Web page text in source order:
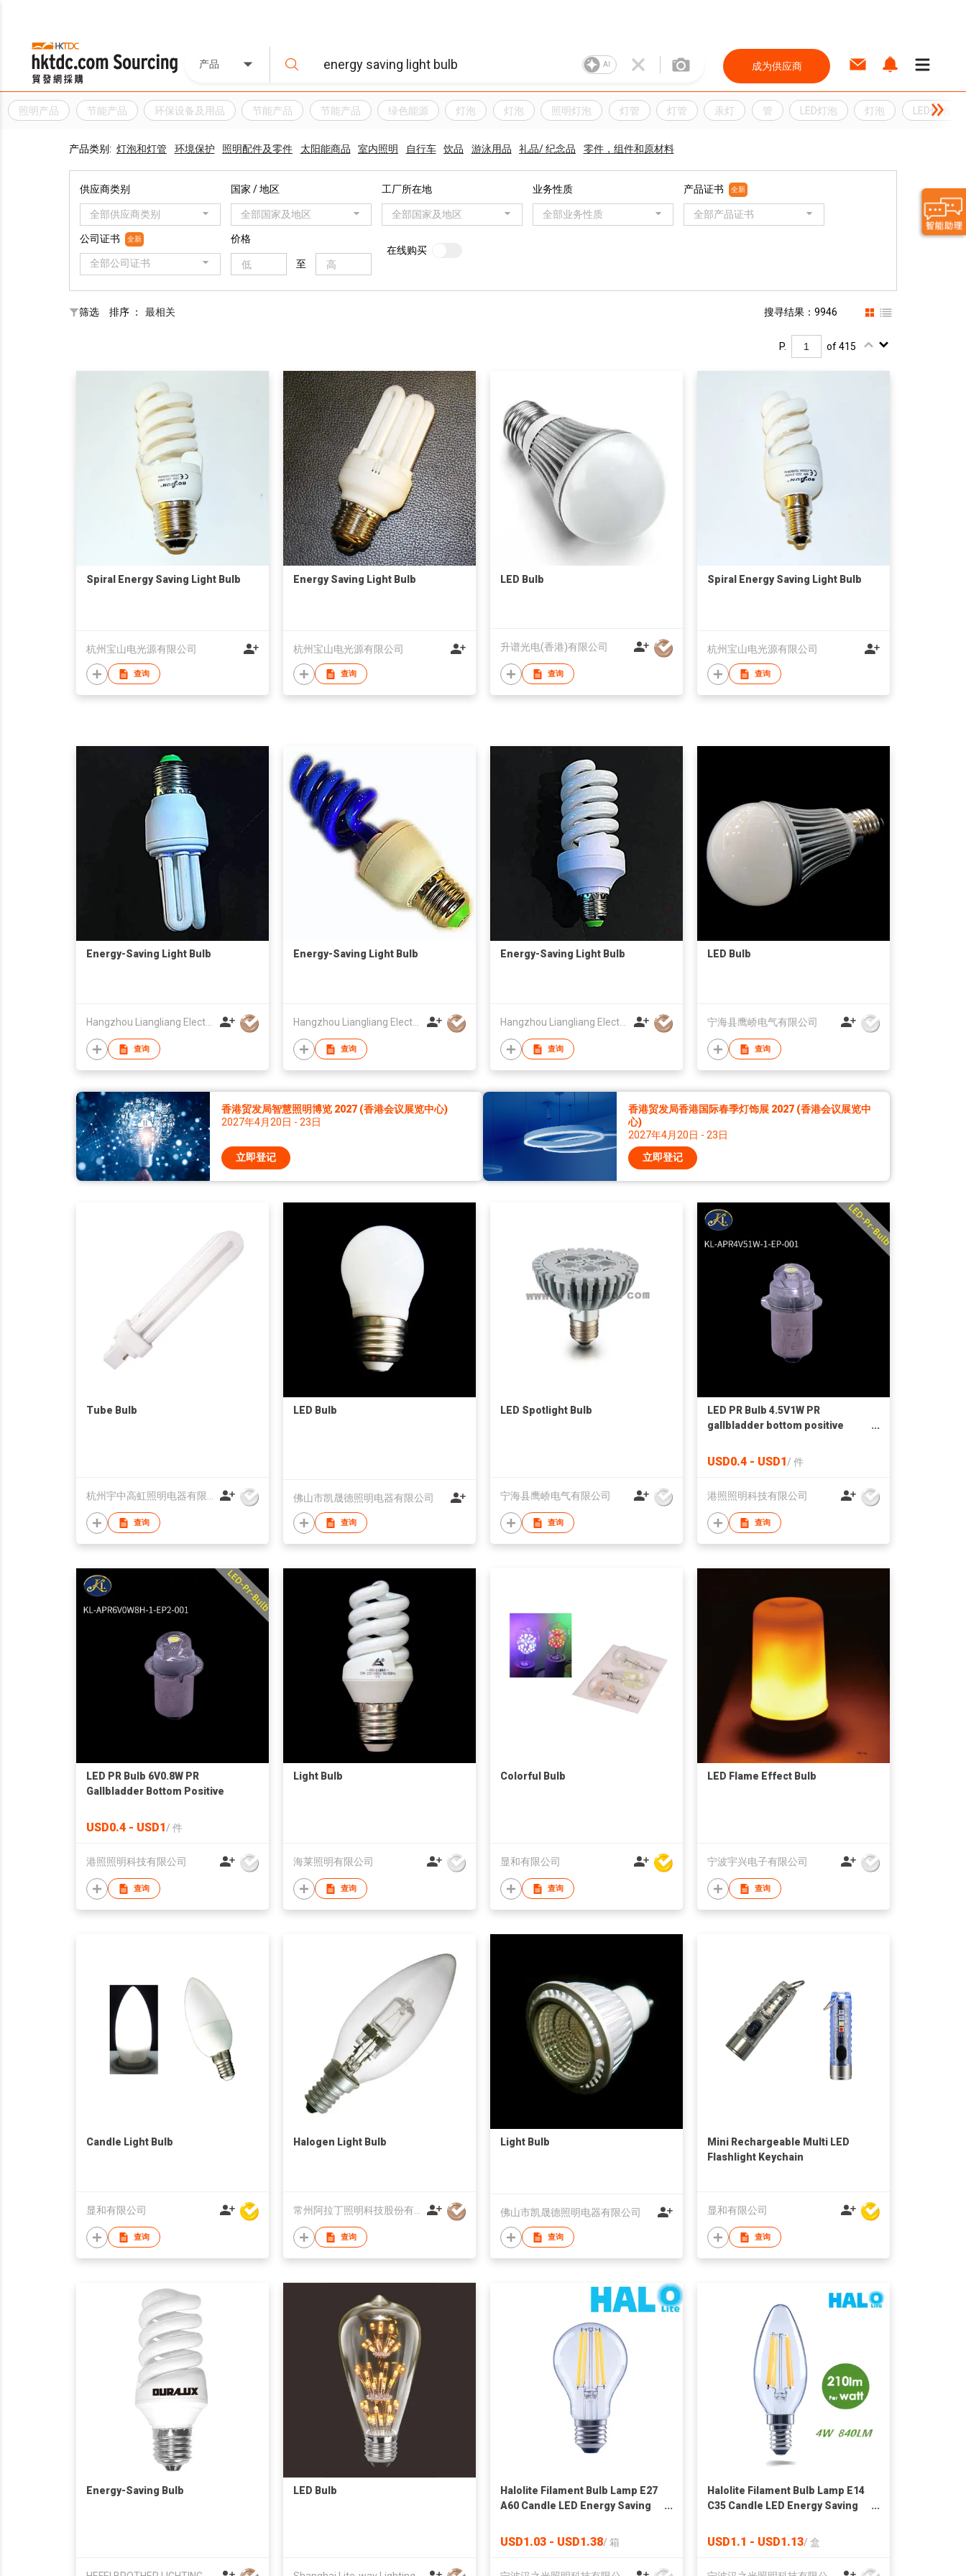
产品 AI 成为供应商
照明产品 节能产品 环保设备及用品 节能产品 节能产品 绿色能源 灯泡 灯泡 照明灯泡 灯管 灯管 汞灯 管 LED灯泡 灯泡 LED灯泡
产品类别: 灯泡和灯管 环境保护 照明配件及零件 太阳能商品 室内照明 自行车 饮品 游泳用品 礼品/ 纪念品 零件，组件和原材料
供应商类别
全部供应商类别
国家 / 地区
全部国家及地区
工厂所在地
全部国家及地区
业务性质
全部业务性质
产品证书 全新
全部产品证书
公司证书 全新
全部公司证书
价格
至
在线购买
筛选 排序 ： 最相关 搜寻结果：9946
P. of 415
Spiral Energy Saving Light Bulb
杭州宝山电光源有限公司
查询
Energy Saving Light Bulb
杭州宝山电光源有限公司
查询
LED Bulb
升谱光电(香港)有限公司
查询
Spiral Energy Saving Light Bulb
杭州宝山电光源有限公司
查询
Energy-Saving Light Bulb
查询
Energy-Saving Light Bulb
查询
Energy-Saving Light Bulb
查询
LED Bulb
宁海县鹰峤电气有限公司
查询
香港贸发局智慧照明博览 2027 (香港会议展览中心)
2027年4月20日 - 23日
立即登记
香港贸发局香港国际春季灯饰展 2027 (香港会议展览中
心)
2027年4月20日 - 23日
立即登记
Tube Bulb
查询
LED Bulb
佛山市凯晟德照明电器有限公司
查询
LED Spotlight Bulb
宁海县鹰峤电气有限公司
查询
LED PR Bulb 4.5V1W PR
gallbladder bottom positive
USD0.4 - USD1/ 件
港照照明科技有限公司
查询
LED PR Bulb 6V0.8W PR
Gallbladder Bottom Positive
USD0.4 - USD1/ 件
港照照明科技有限公司
查询
Light Bulb
海莱照明有限公司
查询
Colorful Bulb
显和有限公司
查询
LED Flame Effect Bulb
宁波宇兴电子有限公司
查询
Candle Light Bulb
显和有限公司
查询
Halogen Light Bulb
查询
Light Bulb
佛山市凯晟德照明电器有限公司
查询
Mini Rechargeable Multi LED
Flashlight Keychain
显和有限公司
查询
Energy-Saving Bulb LED Bulb
Halolite Filament Bulb Lamp E27
A60 Candle LED Energy Saving
USD1.03 - USD1.38/ 箱
Halolite Filament Bulb Lamp E14
C35 Candle LED Energy Saving
USD1.1 - USD1.13/ 盒